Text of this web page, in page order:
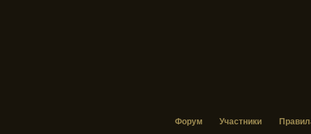
Форум Участники